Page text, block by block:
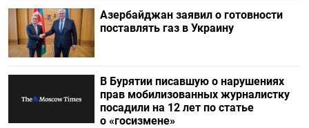
Азербайджан заявил о готовности
поставлять газ в Украину
В Бурятии писавшую о нарушениях
прав мобилизованных журналистку
посадили на 12 лет по статье
о «госизмене»